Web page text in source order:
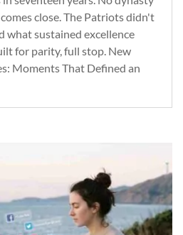
close. The Patriots didn't
what sustained excellence
for parity, full stop. New
Moments That Defined an